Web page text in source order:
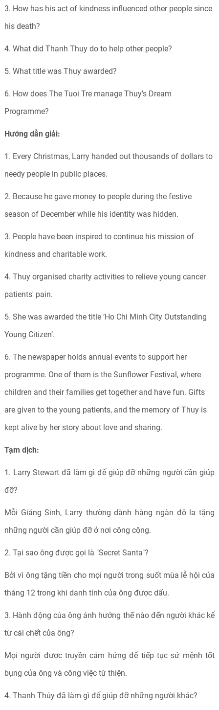
3. How has his act of kindness influenced other people since
his death?
4. What did Thanh Thuy do to help other people?
5. What title was Thuy awarded?
6. How does The Tuoi Tre manage Thuy's Dream
Programme?
Hướng dẫn giải:
1. Every Christmas, Larry handed out thousands of dollars to
needy people in public places.
2. Because he gave money to people during the festive
season of December while his identity was hidden.
3. People have been inspired to continue his mission of
kindness and charitable work.
4. Thuy organised charity activities to relieve young cancer
patients' pain.
5. She was awarded the title ‘Ho Chi Minh City Outstanding
Young Citizen’.
6. The newspaper holds annual events to support her
programme. One of them is the Sunflower Festival, where
children and their families get together and have fun. Gifts
are given to the young patients, and the memory of Thuy is
kept alive by her story about love and sharing.
Tạm dịch:
1. Larry Stewart đã làm gì để giúp đỡ những người cần giúp
đỡ?
Mỗi Giáng Sinh, Larry thường dành hàng ngàn đô la tặng
những người cần giúp đỡ ở nơi công cộng.
2. Tại sao ông được gọi là "Secret Santa"?
Bởi vì ông tặng tiền cho mọi người trong suốt mùa lễ hội của
tháng 12 trong khi danh tính của ông được dấu.
3. Hành động của ông ảnh hưởng thế nào đến người khác kể
từ cái chết của ông?
Mọi người được truyền cảm hứng để tiếp tục sứ mệnh tốt
bụng của ông và công việc từ thiện.
4. Thanh Thủy đã làm gì để giúp đỡ những người khác?